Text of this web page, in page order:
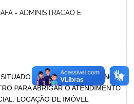
- ADMINISTRACAO E
NA AV. AFONSO PENA N0.
PARA ABRIGAR O ATENDIMENTO
LOCAÇÃO DE IMÓVEL